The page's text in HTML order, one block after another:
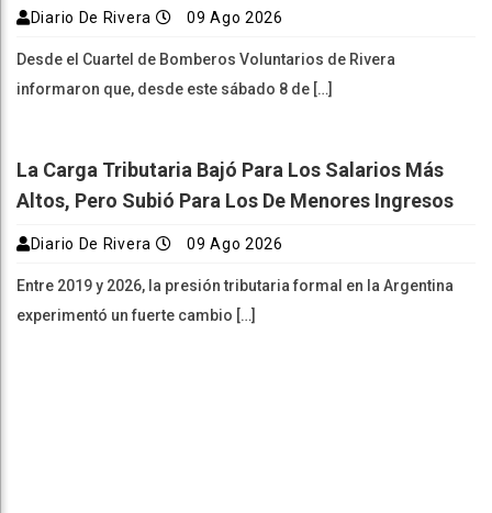
Diario De Rivera 09 Ago 2026
Desde el Cuartel de Bomberos Voluntarios de Rivera
informaron que, desde este sábado 8 de […]
La Carga Tributaria Bajó Para Los Salarios Más
Altos, Pero Subió Para Los De Menores Ingresos
Diario De Rivera 09 Ago 2026
Entre 2019 y 2026, la presión tributaria formal en la Argentina
experimentó un fuerte cambio […]